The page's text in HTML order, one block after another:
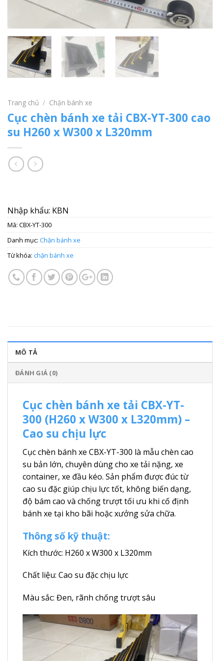
Trang chủ / Chặn bánh xe
Cục chèn bánh xe tải CBX-YT-300 cao
su H260 x W300 x L320mm
Nhập khẩu: KBN
Mã: CBX-YT-300
Danh mục: Chặn bánh xe
Từ khóa: chặn bánh xe
MÔ TẢ
ĐÁNH GIÁ (0)
Cục chèn bánh xe tải CBX-YT-
300 (H260 x W300 x L320mm) –
Cao su chịu lực
Cục chèn bánh xe CBX-YT-300 là mẫu chèn cao
su bản lớn, chuyên dùng cho xe tải nặng, xe
container, xe đầu kéo. Sản phẩm được đúc từ
cao su đặc giúp chịu lực tốt, không biến dạng,
độ bám cao và chống trượt tối ưu khi cố định
bánh xe tại kho bãi hoặc xưởng sửa chữa.
Thông số kỹ thuật:
Kích thước: H260 x W300 x L320mm
Chất liệu: Cao su đặc chịu lực
Màu sắc: Đen, rãnh chống trượt sâu